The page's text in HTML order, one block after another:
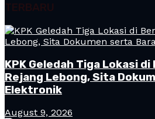
TERBARU
KPK Geledah Tiga Lokasi
Rejang Lebong, Sita
Elektronik
August 9, 2026